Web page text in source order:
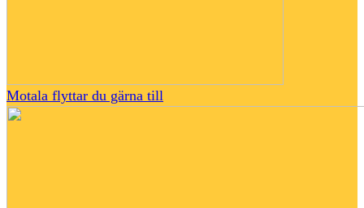
Motala flyttar du gärna till